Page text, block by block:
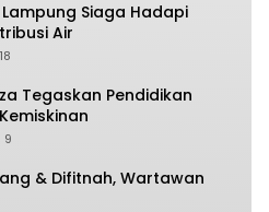
Lampung Siaga Hadapi
Air
18
Tegaskan Pendidikan
9
& Difitnah, Wartawan